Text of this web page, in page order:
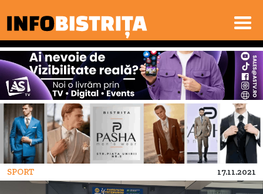
SPORT 17.11.2021